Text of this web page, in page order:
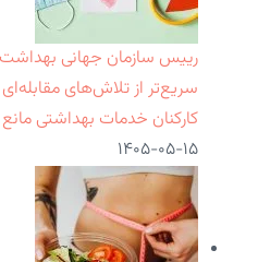
رییس سازمان جهانی
سریع‌تر از تلاش‌های
کارکنان خدمات بهداشتی
۱۴۰۵-۰۵-۱۵